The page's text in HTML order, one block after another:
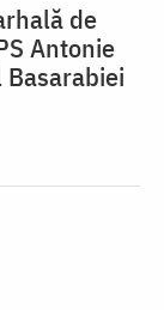
de
Antonie